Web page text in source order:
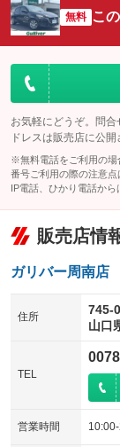
サイドカメラ
：装備なし
：装備なし
無料 こ
お気軽にどうぞ。問
ドレスは販売店に公開
※無料電話をご利用の場
番号ご利用の際の注意点
IP電話、ひかり電話から
販売店情
ガリバー周南店
住所
745-
山口
TEL
営業時間